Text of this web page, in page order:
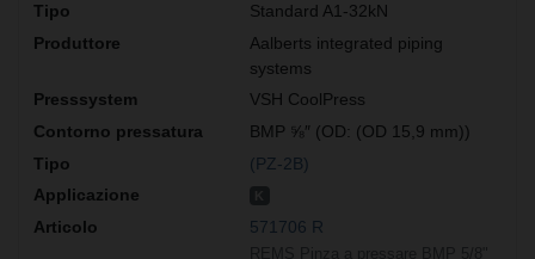
Standard A1-32kN
Aalberts integrated piping
systems
VSH CoolPress
BMP ⅝″ (OD: (OD 15,9 mm))
(PZ-2B)
571706 R